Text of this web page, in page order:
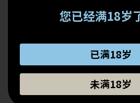
Back To List
您已经满18岁
已满18岁
未满18岁